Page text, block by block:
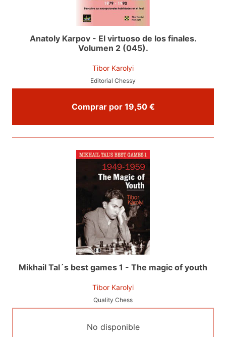
Anatoly Karpov - El virtuoso de los finales.
Volumen 2 (045).
Tibor Karolyi
Editorial Chessy
Comprar por 19,50 €
Mikhail Tal´s best games 1 - The magic of youth
Tibor Karolyi
Quality Chess
No disponible